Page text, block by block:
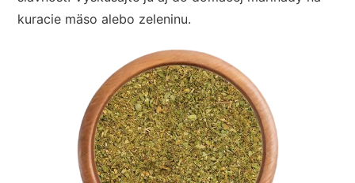
kuracie mäso alebo zeleninu.